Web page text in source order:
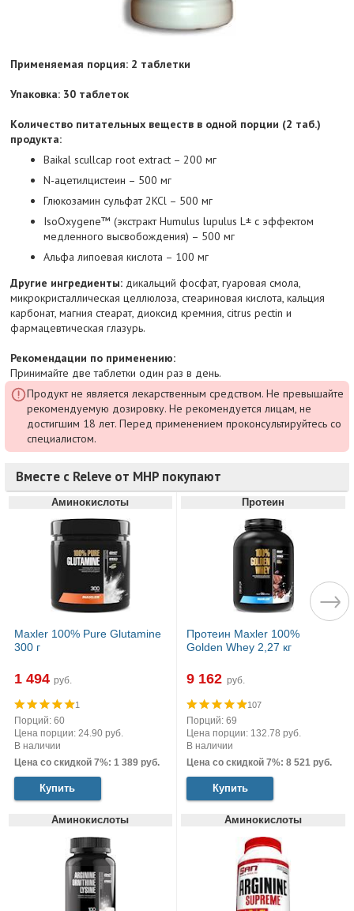
Применяемая порция: 2 таблетки
Упаковка: 30 таблеток
Количество питательных веществ в одной порции (2 таб.)
продукта:
Baikal scullcap root extract – 200 мг
N-ацетилцистеин – 500 мг
Глюкозамин сульфат 2KCl – 500 мг
IsoOxygene™ (экстракт Humulus lupulus L± с эффектом
медленного высвобождения) – 500 мг
Альфа липоевая кислота – 100 мг
Другие ингредиенты:дикальций фосфат, гуаровая смола,
микрокристаллическая целлюлоза, стеариновая кислота, кальция
карбонат, магния стеарат, диоксид кремния, citrus pectin и
фармацевтическая глазурь.
Рекомендации по применению:
Принимайте две таблетки один раз в день.
Продукт не является лекарственным средством. Не превышайте
рекомендуемую дозировку. Не рекомендуется лицам, не
достигшим 18 лет. Перед применением проконсультируйтесь со
специалистом.
Вместе с Releve от MHP покупают
Аминокислоты
Maxler 100% Pure Glutamine
300 г
1 494 руб.
1
Порций: 60
Цена порции: 24.90 руб.
В наличии
Цена со скидкой 7%: 1 389 руб.
Купить
Протеин
Протеин Maxler 100%
Golden Whey 2,27 кг
9 162 руб.
107
Порций: 69
Цена порции: 132.78 руб.
В наличии
Цена со скидкой 7%: 8 521 руб.
Купить
Аминокислоты Аминокислоты